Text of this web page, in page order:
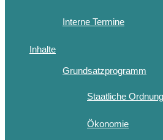
Interne Termine
Inhalte
Grundsatzprogramm
Staatliche Ordnung
Ökonomie